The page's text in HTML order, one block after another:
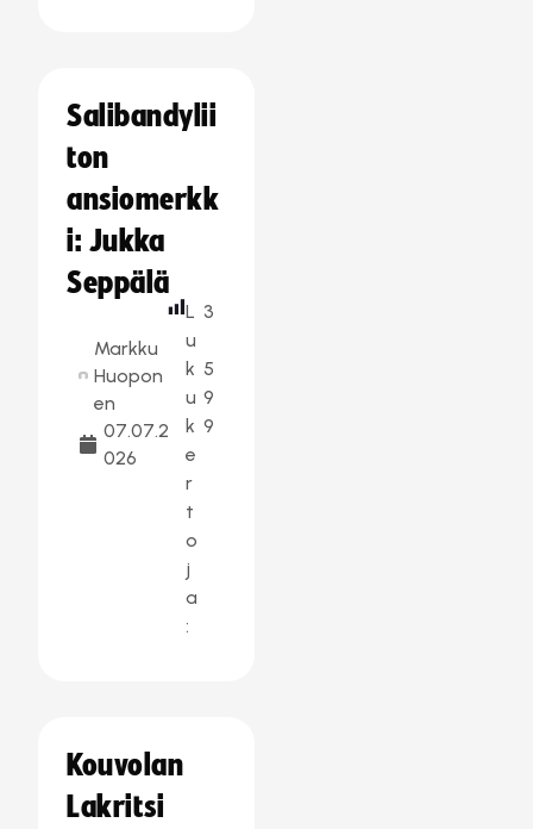
Salibandylii
ton
ansiomerkk
i: Jukka
Seppälä
Markku
Huopon
en
07.07.2
026
L
u
k
u
k
e
r
t
o
j
a
:
3
5
9
9
Kouvolan
Lakritsi